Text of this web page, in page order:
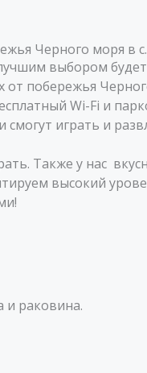
Черного моря в
выбором будет
от побережья
Wi-Fi и
играть и
Также у нас
высокий
и раковина.